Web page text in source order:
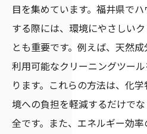
お得なパッケージプ
コストを抑えるため
料金に見合ったサー
ハウスクリーニングのメ
すすめサービス
ハウスクリーニング
目を集めています。福井県で
する際には、環境にやさしい
とも重要です。例えば、天然
利用可能なクリーニングツー
ります。これらの方法は、化
境への負担を軽減するだけで
全です。また、エネルギー効